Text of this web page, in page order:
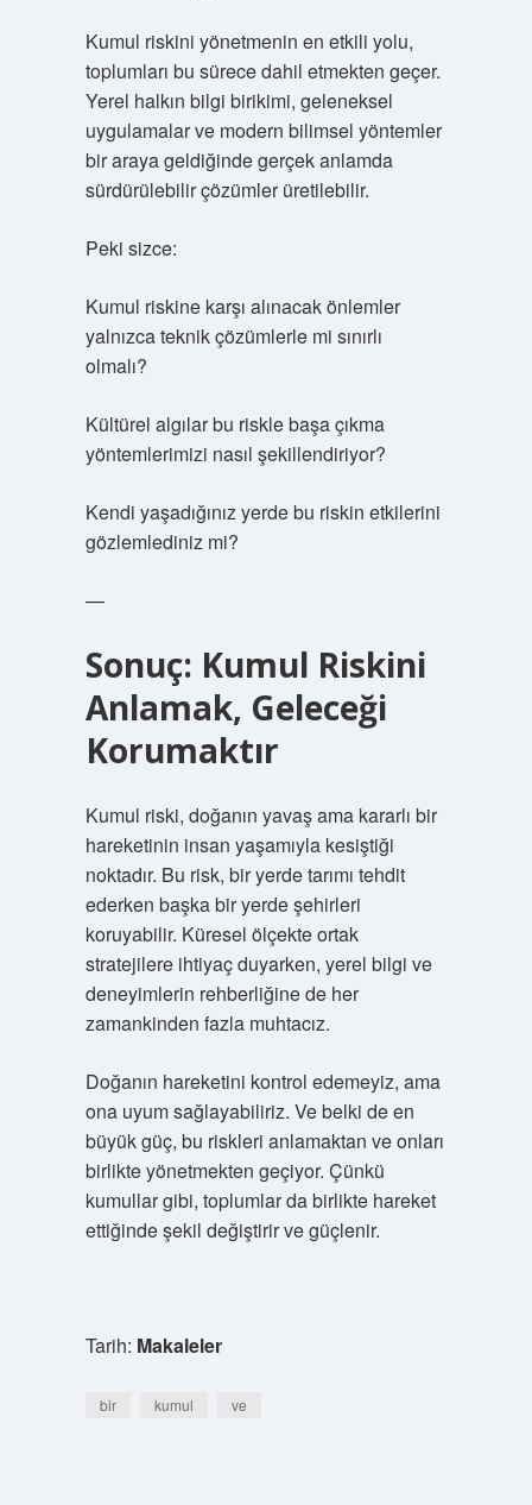
Kumul riskini yönetmenin en etkili yolu,
toplumları bu sürece dahil etmekten geçer.
Yerel halkın bilgi birikimi, geleneksel
uygulamalar ve modern bilimsel yöntemler
bir araya geldiğinde gerçek anlamda
sürdürülebilir çözümler üretilebilir.
Peki sizce:
Kumul riskine karşı alınacak önlemler
yalnızca teknik çözümlerle mi sınırlı
olmalı?
Kültürel algılar bu riskle başa çıkma
yöntemlerimizi nasıl şekillendiriyor?
Kendi yaşadığınız yerde bu riskin etkilerini
gözlemlediniz mi?
—
Sonuç: Kumul Riskini
Anlamak, Geleceği
Korumaktır
Kumul riski, doğanın yavaş ama kararlı bir
hareketinin insan yaşamıyla kesiştiği
noktadır. Bu risk, bir yerde tarımı tehdit
ederken başka bir yerde şehirleri
koruyabilir. Küresel ölçekte ortak
stratejilere ihtiyaç duyarken, yerel bilgi ve
deneyimlerin rehberliğine de her
zamankinden fazla muhtacız.
Doğanın hareketini kontrol edemeyiz, ama
ona uyum sağlayabiliriz. Ve belki de en
büyük güç, bu riskleri anlamaktan ve onları
birlikte yönetmekten geçiyor. Çünkü
kumullar gibi, toplumlar da birlikte hareket
ettiğinde şekil değiştirir ve güçlenir.
Tarih: Makaleler
bir kumul ve